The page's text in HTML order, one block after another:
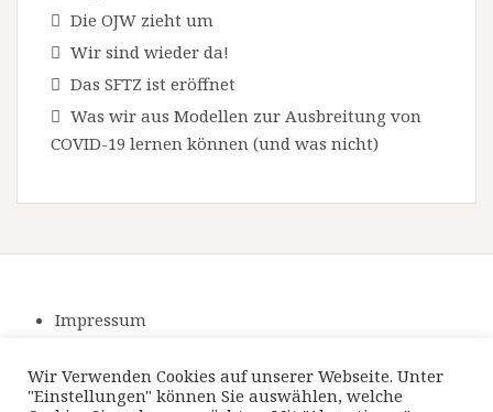
Die OJW zieht um
Wir sind wieder da!
Das SFTZ ist eröffnet
Was wir aus Modellen zur Ausbreitung von
COVID-19 lernen können (und was nicht)
Impressum
Wir Verwenden Cookies auf unserer Webseite. Unter
"Einstellungen" können Sie auswählen, welche